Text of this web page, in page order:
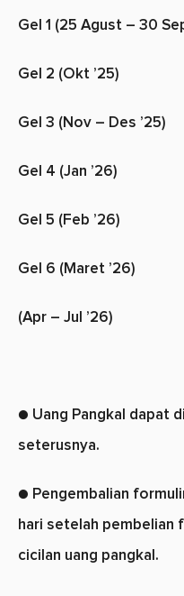
Gel 1 (25 Agust – 30
Gel 2 (Okt
Gel 3 (Nov – Des
Gel 4 (Jan ’26)
Gel 5 (Feb ’26)
Gel 6 (Maret
(Apr – Jul ’26) :
● Uang Pangkal dapat
seterusnya.
● Pengembalian
hari setelah pembelian
cicilan uang pangkal.